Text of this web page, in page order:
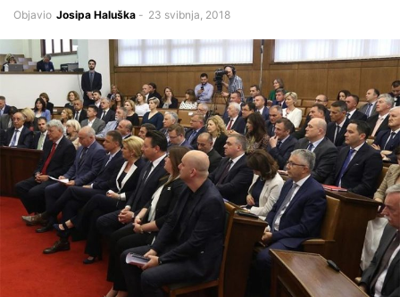
Objavio Josipa Haluška - 23 svibnja, 2018